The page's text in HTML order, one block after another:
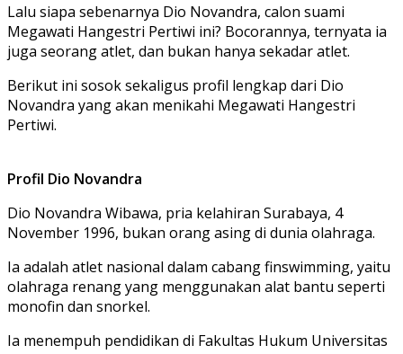
Lalu siapa sebenarnya Dio Novandra, calon suami
Megawati Hangestri Pertiwi ini? Bocorannya, ternyata ia
juga seorang atlet, dan bukan hanya sekadar atlet.
Berikut ini sosok sekaligus profil lengkap dari Dio
Novandra yang akan menikahi Megawati Hangestri
Pertiwi.
Profil Dio Novandra
Dio Novandra Wibawa, pria kelahiran Surabaya, 4
November 1996, bukan orang asing di dunia olahraga.
Ia adalah atlet nasional dalam cabang finswimming, yaitu
olahraga renang yang menggunakan alat bantu seperti
monofin dan snorkel.
Ia menempuh pendidikan di Fakultas Hukum Universitas